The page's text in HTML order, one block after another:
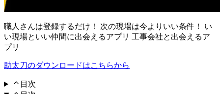
職人さんは登録するだけ！ 次の現場は今よりいい条件！ い
い現場といい仲間に出会えるアプリ 工事会社と出会えるア
プリ
助太刀のダウンロードはこちらから
目次